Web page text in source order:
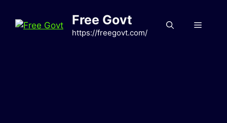
content
Free Govt
https://freegovt.com/
Menu